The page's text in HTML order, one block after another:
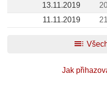
13.11.2019
11.11.2019
toc
Jak